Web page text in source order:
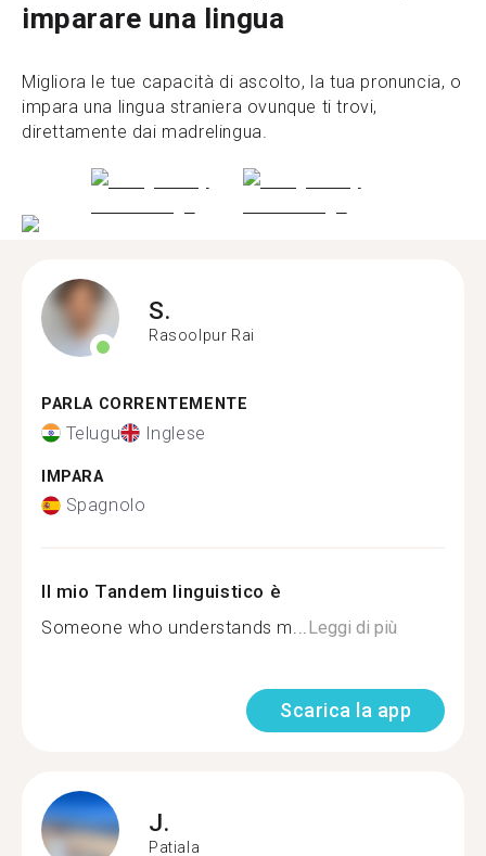
imparare una lingua
Migliora le tue capacità di ascolto, la tua pronuncia, o
impara una lingua straniera ovunque ti trovi,
direttamente dai madrelingua.
S.
Rasoolpur Rai
PARLA CORRENTEMENTE
Telugu Inglese
IMPARA
Spagnolo
Il mio Tandem linguistico è
Someone who understands m...Leggi di più
Scarica la app
J.
Patiala